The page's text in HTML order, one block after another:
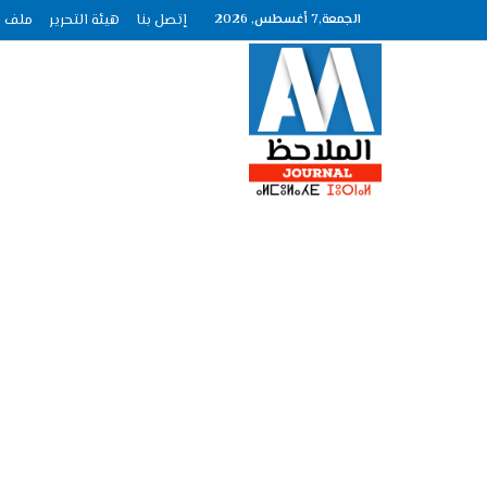
الجمعة,7 أغسطس, 2026 إتصل بنا هيئة التحرير ملف